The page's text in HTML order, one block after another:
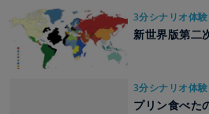
3分シナリオ体験
新世界版第二
3分シナリオ体験
プリン食べた